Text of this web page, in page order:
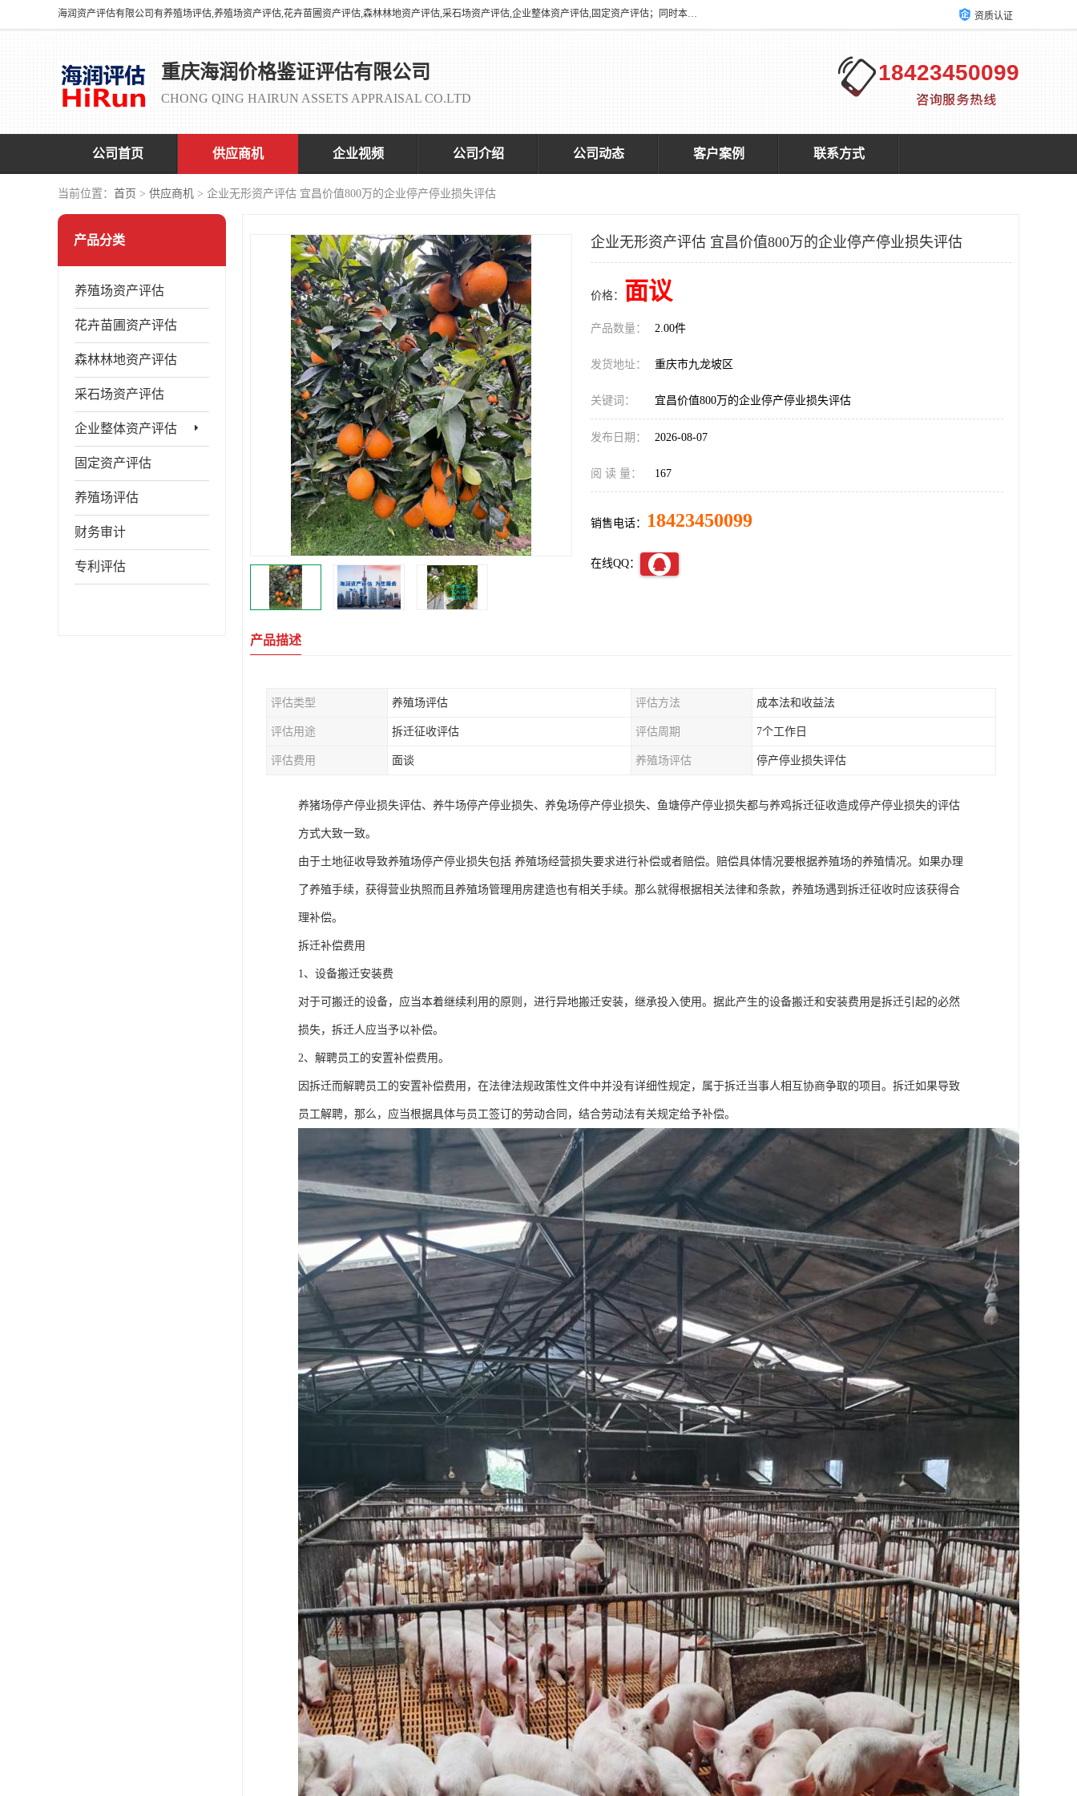
海润资产评估有限公司有养殖场评估,养殖场资产评估,花卉苗圃资产评估,森林林地资产评估,采石场资产评估,企业整体资产评估,固定资产评估；同时本司与全国多家着名评估机构、拆迁法律咨询律师、征收拆迁办、以及评估院校合作，以便为顾客提供有价值的服务。 资质认证
重庆海润价格鉴证评估有限公司
CHONG QING HAIRUN ASSETS APPRAISAL CO.LTD
18423450099
公司首页 供应商机 企业视频 公司介绍 公司动态 客户案例 联系方式
当前位置： 首页 > 供应商机 > 企业无形资产评估 宜昌价值800万的企业停产停业损失评估
产品分类
养殖场资产评估
花卉苗圃资产评估
森林林地资产评估
采石场资产评估
企业整体资产评估
固定资产评估
养殖场评估
财务审计
专利评估
企业无形资产评估 宜昌价值800万的企业停产停业损失评估
价格： 面议
产品数量： 2.00件
发货地址： 重庆市九龙坡区
关键词： 宜昌价值800万的企业停产停业损失评估
发布日期： 2026-08-07
阅 读 量： 167
销售电话： 18423450099
在线QQ：
产品描述
评估类型 养殖场评估 评估方法 成本法和收益法
评估用途 拆迁征收评估 评估周期 7个工作日
评估费用 面谈 养殖场评估 停产停业损失评估
养猪场停产停业损失评估、养牛场停产停业损失、养兔场停产停业损失、鱼塘停产停业损失都与养鸡拆迁征收造成停产停业损失的评估
方式大致一致。
由于土地征收导致养殖场停产停业损失包括 养殖场经营损失要求进行补偿或者赔偿。赔偿具体情况要根据养殖场的养殖情况。如果办理
了养殖手续，获得营业执照而且养殖场管理用房建造也有相关手续。那么就得根据相关法律和条款，养殖场遇到拆迁征收时应该获得合
理补偿。
拆迁补偿费用
1、设备搬迁安装费
对于可搬迁的设备，应当本着继续利用的原则，进行异地搬迁安装，继承投入使用。据此产生的设备搬迁和安装费用是拆迁引起的必然
损失，拆迁人应当予以补偿。
2、解聘员工的安置补偿费用。
因拆迁而解聘员工的安置补偿费用，在法律法规政策性文件中并没有详细性规定，属于拆迁当事人相互协商争取的项目。拆迁如果导致
员工解聘，那么，应当根据具体与员工签订的劳动合同，结合劳动法有关规定给予补偿。